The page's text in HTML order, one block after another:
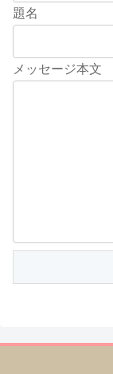
題名
メッセージ本文